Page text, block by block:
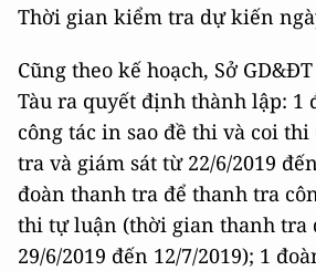
Thời gian kiểm tra dự kiến
Cũng theo kế hoạch, Sở
Tàu ra quyết định thành lập: 1
công tác in sao đề thi và coi
tra và giám sát từ 22/6/2019
đoàn thanh tra để thanh tra
thi tự luận (thời gian thanh tra
29/6/2019 đến 12/7/2019); 1